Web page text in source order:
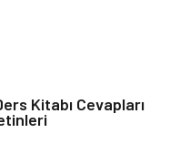
Sanat
Kitabı Cevapları